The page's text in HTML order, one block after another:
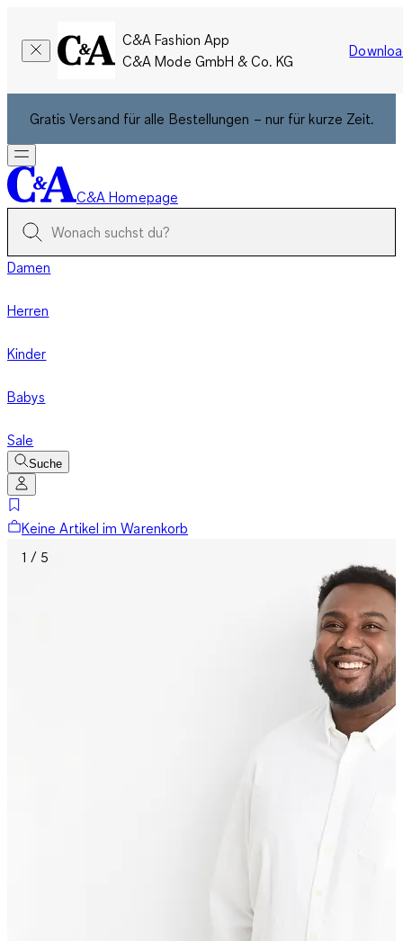
C&A Fashion App
C&A Mode GmbH & Co. KG
Gratis Versand für alle Bestellungen – nur für kurze Zeit.
C&A Homepage
Damen
Herren
Kinder
Babys
Sale
Suche
Keine Artikel im Warenkorb
1 / 5